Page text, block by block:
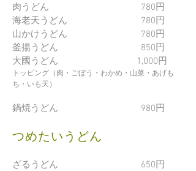
肉うどん 780円
海老天うどん 780円
山かけうどん 780円
釜揚うどん 850円
大國うどん 1,000円
​トッピング（肉・ごぼう・わかめ・山菜・あげも
ち・いも天）
鍋焼うどん 980円
つめたいうどん
ざるうどん 650円